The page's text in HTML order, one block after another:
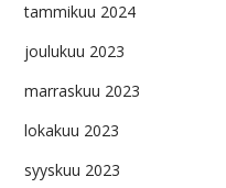
tammikuu 2024
joulukuu 2023
marraskuu 2023
lokakuu 2023
syyskuu 2023